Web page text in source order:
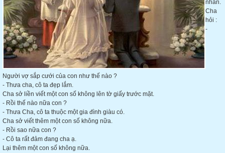
nhân.
Cha
hỏi :
-
Người vợ sắp cưới của con như thế nào ?
- Thưa cha, cô ta đẹp lắm.
Cha sở liền viết một con số không lên tờ giấy trước mặt.
- Rồi thế nào nữa con ?
- Thưa Cha, cô ta thuộc một gia đình giàu có.
Cha sở viết thêm một con số không nữa.
- Rồi sao nữa con ?
- Cô ta rất đảm đang cha ạ.
Lại thêm một con số không nữa.